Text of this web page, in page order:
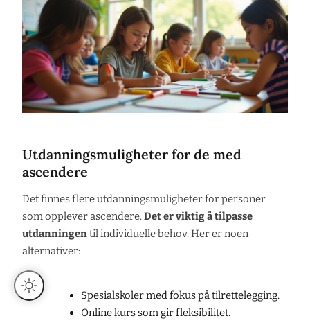
Utdanningsmuligheter for de med
ascendere
Det finnes flere utdanningsmuligheter for personer
som opplever ascendere.Det er viktig å tilpasse
utdanningentil individuelle behov. Her er noen
alternativer:
Spesialskoler med fokus på tilrettelegging.
Online kurs som gir fleksibilitet.